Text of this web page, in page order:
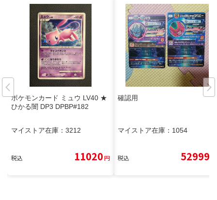
ポケモンカード ミュウ LV40 ★
ひかる闇 DP3 DPBP#182
マイストア在庫： 3212
税込 11020円
確認用
マイストア在庫： 1054
税込 52999